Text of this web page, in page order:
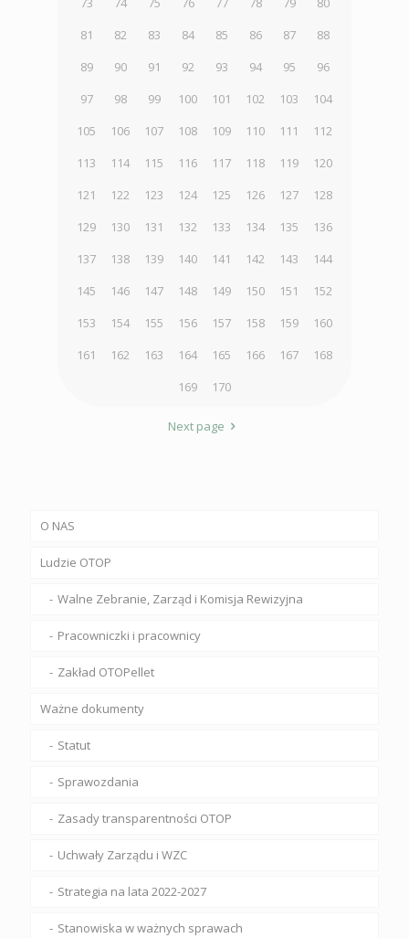
81
82 83 84 85 86 87
88
89
90 91 92 93 94 95
96
97
98 99 100 101 102 103
104
105
106 107 108 109 110 111
112
113
114 115 116 117 118 119
120
121
122 123 124 125 126 127
128
129
130 131 132 133 134 135
136
137
138 139 140 141 142 143
144
145
146 147 148 149 150 151
152
153
154 155 156 157 158 159
160
161
162 163 164 165 166 167
168
169
170
Next page
O NAS
Ludzie OTOP
Walne Zebranie, Zarząd i Komisja Rewizyjna
Pracowniczki i pracownicy
Zakład OTOPellet
Ważne dokumenty
Statut
Sprawozdania
Zasady transparentności OTOP
Uchwały Zarządu i WZC
Strategia na lata 2022-2027
Stanowiska w ważnych sprawach